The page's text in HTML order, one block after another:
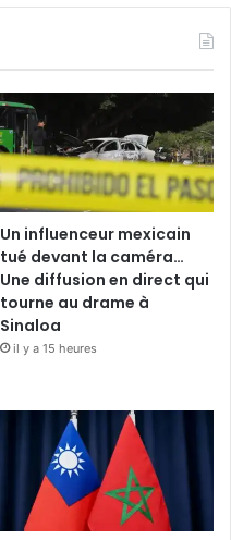
Un influenceur mexicain
tué devant la caméra…
Une diffusion en direct qui
tourne au drame à
Sinaloa
il y a 15 heures